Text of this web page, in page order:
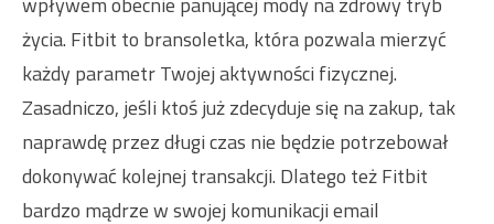
życia. Fitbit to bransoletka, która pozwala mierzyć
każdy parametr Twojej aktywności fizycznej.
Zasadniczo, jeśli ktoś już zdecyduje się na zakup, tak
naprawdę przez długi czas nie będzie potrzebował
dokonywać kolejnej transakcji. Dlatego też Fitbit
bardzo mądrze w swojej komunikacji email